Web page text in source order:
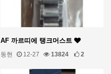
AF 까르띠에 탱크머스트
동현 12-27 13824 2